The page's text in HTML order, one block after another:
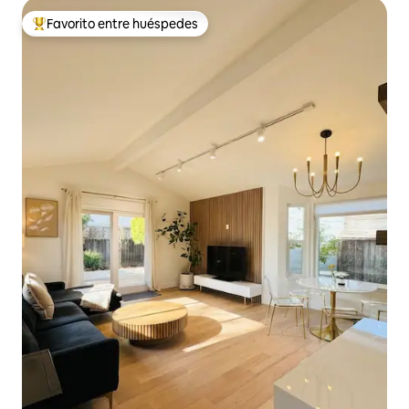
Favorito entre los huéspedes más destacados
Favorito entre huéspedes